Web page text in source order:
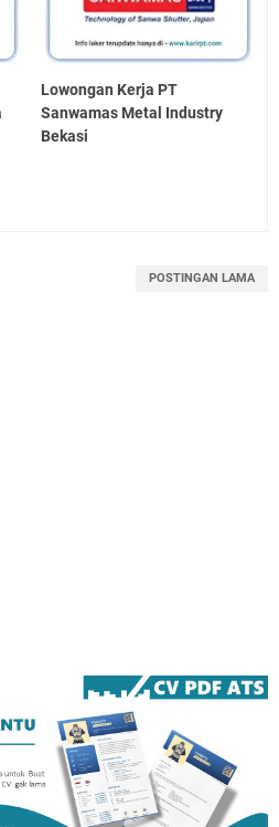
Lowongan Kerja PT
Sanwamas Metal Industry
Bekasi
POSTINGAN LAMA